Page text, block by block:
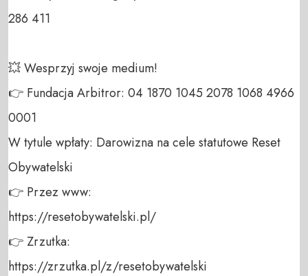
286 411
💥 Wesprzyj swoje medium!
👉 Fundacja Arbitror: 04 1870 1045 2078 1068 4966
0001
W tytule wpłaty: Darowizna na cele statutowe Reset
Obywatelski
👉 Przez www:
https://resetobywatelski.pl/
👉 Zrzutka:
https://zrzutka.pl/z/resetobywatelski